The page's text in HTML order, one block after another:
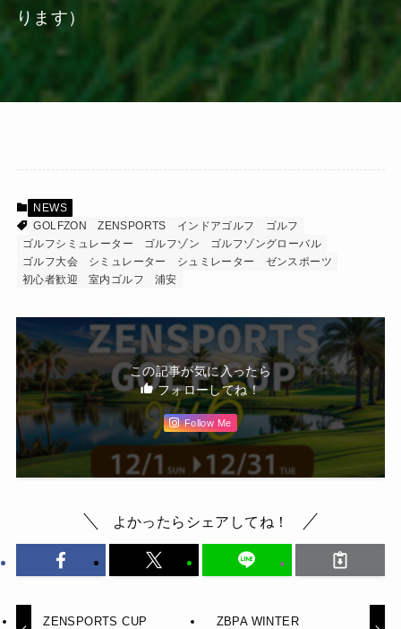
ります）
NEWS
GOLFZON
ZENSPORTS インドアゴルフ
ゴルフ
ゴルフシミュレーター
ゴルフゾン
ゴルフゾングローバル
ゴルフ大会
シミュレーター シュミレーター
ゼンスポーツ
初心者歓迎
室内ゴルフ 浦安
この記事が気に入ったら
フォローしてね！
Follow Me
よかったらシェアしてね！
ZENSPORTS CUP
ZBPA WINTER